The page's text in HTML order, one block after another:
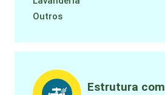
Outros
Estrutura com